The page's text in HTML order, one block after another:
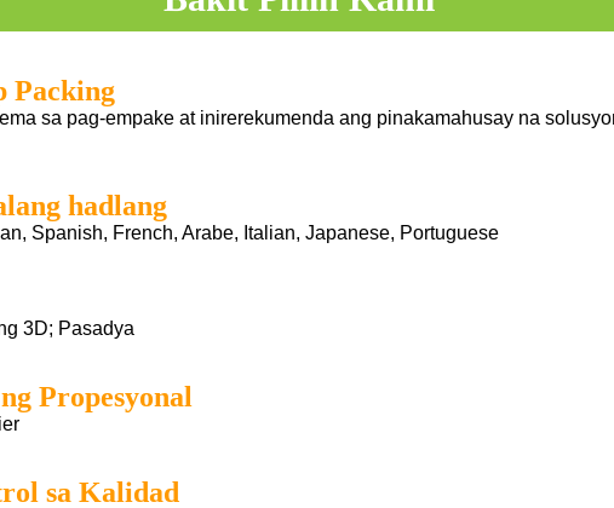
Packing
sa pag-empake at inirerekumenda ang pinakamahusay na
hadlang
Spanish, French, Arabe, Italian, Japanese, Portuguese
3D; Pasadya
Propesyonal
sa Kalidad